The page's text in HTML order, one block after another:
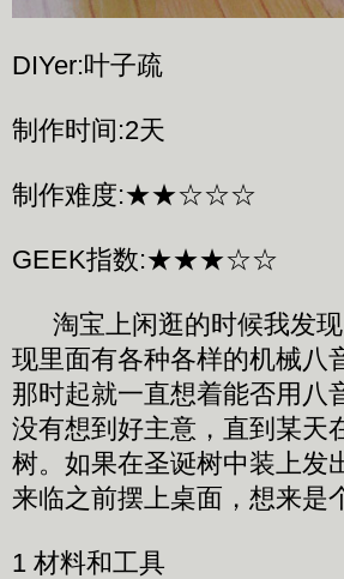
DIYer:叶子疏
制作时间:2天
制作难度:★★☆☆☆
GEEK指数:★★★☆☆
淘宝上闲逛的时候我发现
现里面有各种各样的机械八
那时起就一直想着能否用八
没有想到好主意，直到某天
树。如果在圣诞树中装上发
来临之前摆上桌面，想来是
1 材料和工具